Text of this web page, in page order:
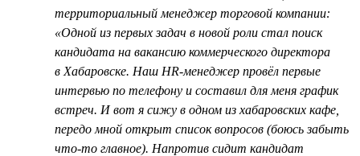
территориальный менеджер торговой компании:
«Одной из первых задач в новой роли стал поиск
кандидата на вакансию коммерческого директора
в Хабаровске. Наш HR-менеджер провёл первые
интервью по телефону и составил для меня график
встреч. И вот я сижу в одном из хабаровских кафе,
передо мной открыт список вопросов (боюсь забыть
что-то главное). Напротив сидит кандидат